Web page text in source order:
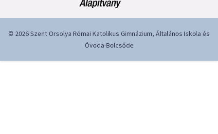
© 2026 Szent Orsolya Római Katolikus Gimnázium, Általános Iskola és
Óvoda-Bölcsőde